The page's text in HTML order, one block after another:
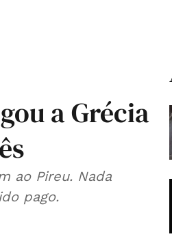
a Grécia
ao Pireu. Nada
pago.